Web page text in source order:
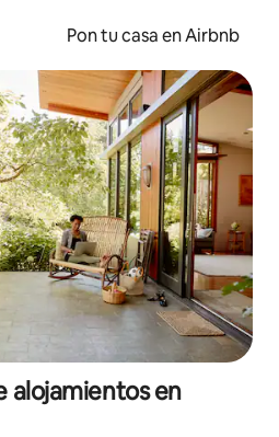
Pon tu casa en Airbnb
alojamientos en